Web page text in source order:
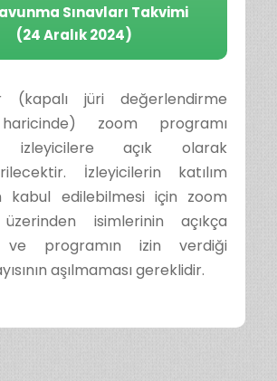
Sınavları Takvimi
(24 Aralık 2024)
(kapalı jüri değerlendirme
haricinde) zoom programı
izleyicilere açık olarak
İzleyicilerin katılım
kabul edilebilmesi için zoom
isimlerinin açıkça
ve programın izin verdiği
aşılmaması gereklidir.